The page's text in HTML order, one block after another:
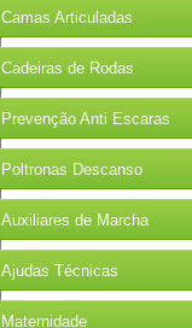
Camas Articuladas
Cadeiras de Rodas
Prevenção Anti Escaras
Poltronas Descanso
Auxiliares de Marcha
Ajudas Técnicas
Maternidade